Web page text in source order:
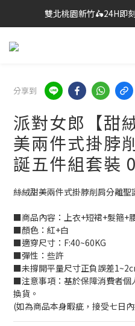
🔗點我跳轉進入👉
🔗點我跳轉進入👉
全台超商滿$600免運
🔗點我跳轉進入👉
分享到
派對女郎【甜
美兩件式掛脖
誕五件組套裝
絲絨甜美兩件式掛脖削肩分離聖
■商品內容：上衣+短裙+髮箍+
■顏色：紅+白
■適穿尺寸：F:40~60KG
■彈性：些許
■未撐開平量尺寸正負誤差
■注意事項：基於保障消費者個
換貨。
(如為商品本身暇疵，接受七日